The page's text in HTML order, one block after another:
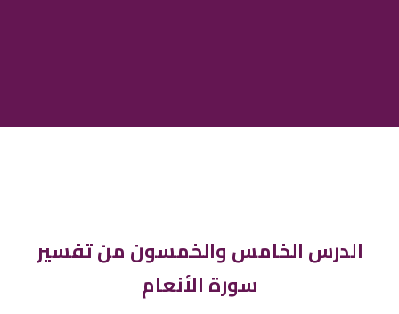
الدرس الخامس والخمسون من تفسير
سورة الأنعام